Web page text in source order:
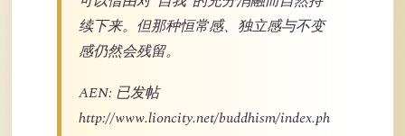
续下来。但那种恒常感、独立感与不变
感仍然会残留。
AEN: 已发帖
http://www.lioncity.net/buddhism/index.ph